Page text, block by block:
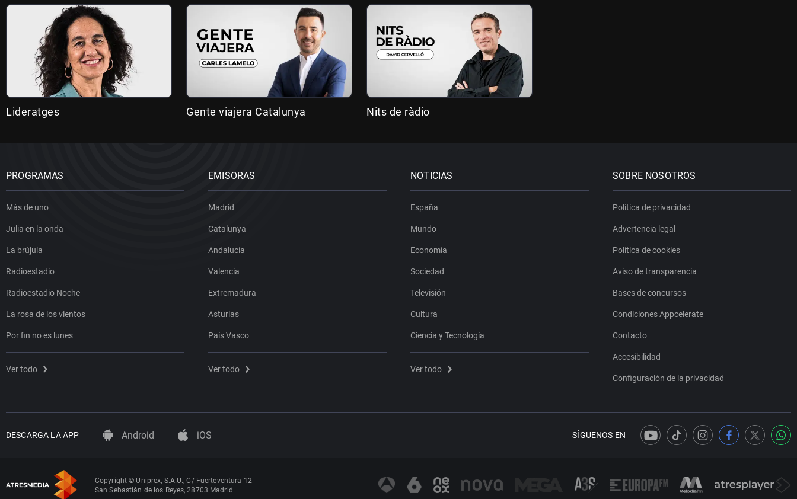
Lideratges Gente viajera Catalunya Nits de ràdio
PROGRAMAS
Más de uno
Julia en la onda
La brújula
Radioestadio
Radioestadio Noche
La rosa de los vientos
Por fin no es lunes
Ver todo
EMISORAS
Madrid
Catalunya
Andalucía
Valencia
Extremadura
Asturias
País Vasco
Ver todo
NOTICIAS
España
Mundo
Economía
Sociedad
Televisión
Cultura
Ciencia y Tecnología
Ver todo
SOBRE NOSOTROS
Política de privacidad
Advertencia legal
Política de cookies
Aviso de transparencia
Bases de concursos
Condiciones Appcelerate
Contacto
Accesibilidad
Configuración de la privacidad
DESCARGA LA APP Android iOS SÍGUENOS EN
Copyright © Uniprex, S.A.U., C/ Fuerteventura 12
San Sebastián de los Reyes, 28703 Madrid